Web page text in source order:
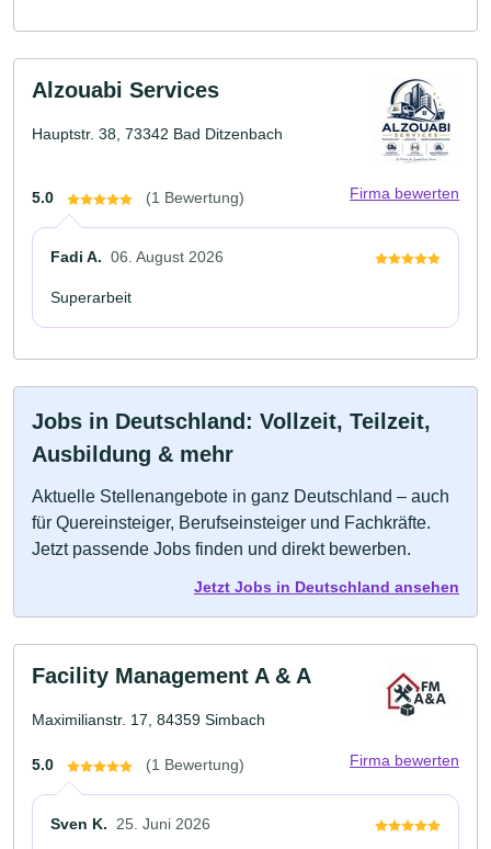
Alzouabi Services
Hauptstr. 38, 73342 Bad Ditzenbach
5.0 (1 Bewertung) Firma bewerten
Fadi A. 06. August 2026
Superarbeit
Jobs in Deutschland: Vollzeit, Teilzeit,
Ausbildung & mehr
Aktuelle Stellenangebote in ganz Deutschland – auch
für Quereinsteiger, Berufseinsteiger und Fachkräfte.
Jetzt passende Jobs finden und direkt bewerben.
Jetzt Jobs in Deutschland ansehen
Facility Management A & A
Maximilianstr. 17, 84359 Simbach
5.0 (1 Bewertung) Firma bewerten
Sven K. 25. Juni 2026